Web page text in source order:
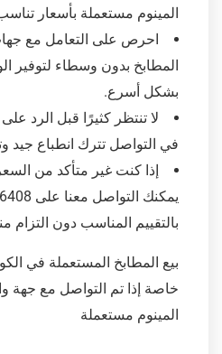
المينوم مستعملة بأسعار
احرص على التعامل مع
المطابخ بدون وسطاء لتوفير
بشكل أسرع.
لا تنتظر كثيرًا قبل الرد
في التواصل تترك انطباع جيد
إذا كنت غير متأكد من
بالتقييم المناسب دون التزام
بيع المطابخ المستعملة في
خاصة إذا تم التواصل مع
المينوم مستعملة